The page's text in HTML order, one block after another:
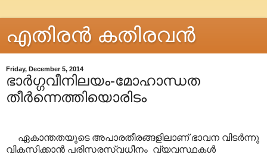
എതിരന്‍ കതിരവന്‍
Friday, December 5, 2014
ഭാർഗ്ഗവീനിലയം-മോഹാന്ധത
തീർന്നെത്തിയൊരിടം
ഏകാന്തതയുടെ അപാരതീരങ്ങളിലാണ് ഭാവന വിടർന്നു
വികസിക്കാൻ പരിസരസ്വധീനം വ്യവസ്ഥകൾ